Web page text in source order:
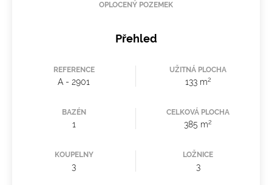
OPLOCENÝ POZEMEK
Přehled
REFERENCE
A - 2901
UŽITNÁ PLOCHA
133 m2
BAZÉN
1
CELKOVÁ PLOCHA
385 m2
KOUPELNY
3
LOŽNICE
3